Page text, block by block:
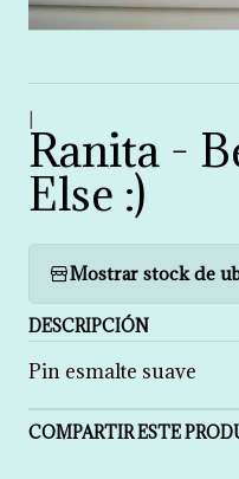
Ranita -
Else :)
Mostrar stock de
DESCRIPCIÓN
Pin esmalte suave
COMPARTIR ESTE